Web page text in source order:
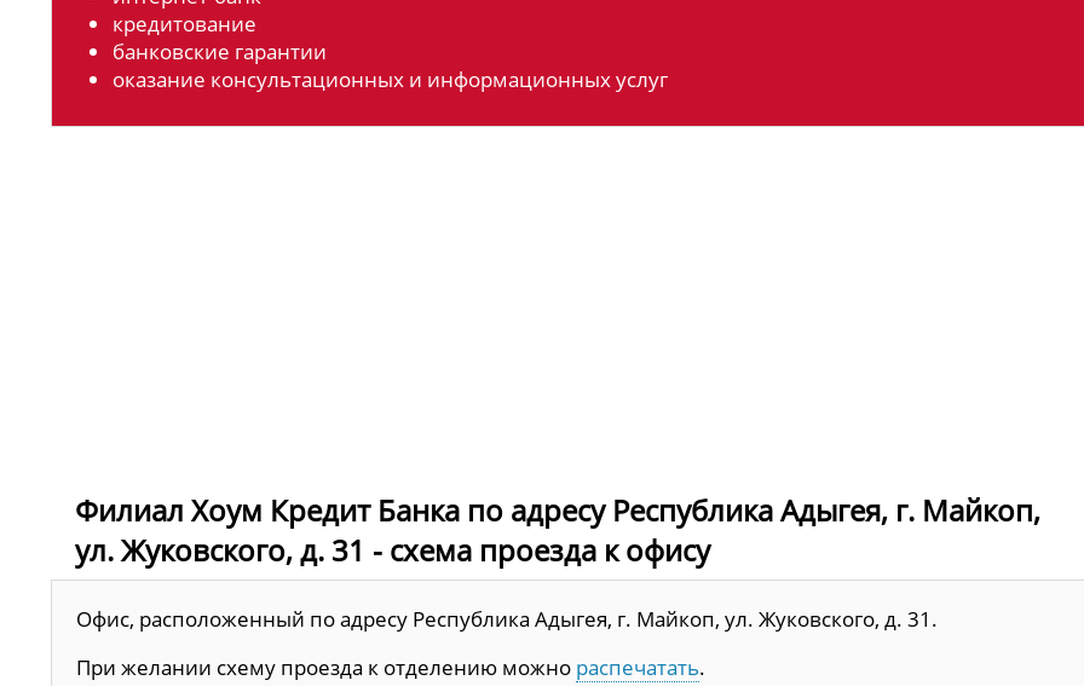
кредитование
банковские гарантии
оказание консультационных и информационных услуг
Филиал Хоум Кредит Банка по адресу Республика Адыгея, г. Майкоп,
ул. Жуковского, д. 31 - схема проезда к офису
Офис, расположенный по адресу Республика Адыгея, г. Майкоп, ул. Жуковского, д. 31.
При желании схему проезда к отделению можно распечатать.